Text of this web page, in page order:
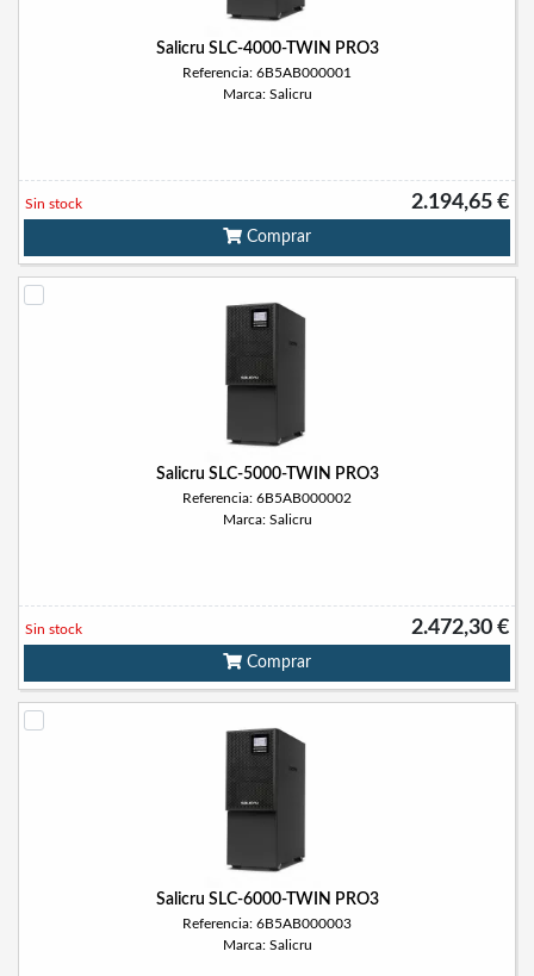
Salicru SLC-4000-TWIN PRO3
Referencia: 6B5AB000001
Marca: Salicru
2.194,65 €
Sin stock
Comprar
Salicru SLC-5000-TWIN PRO3
Referencia: 6B5AB000002
Marca: Salicru
2.472,30 €
Sin stock
Comprar
Salicru SLC-6000-TWIN PRO3
Referencia: 6B5AB000003
Marca: Salicru